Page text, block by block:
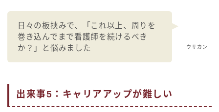
ウサカン
日々の板挟みで、「これ以上、周りを
巻き込んでまで看護師を続けるべき
か？」と悩みました
出来事5：キャリアアップが難しい